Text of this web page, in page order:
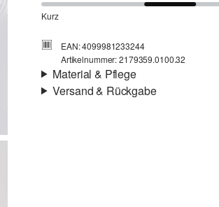
Kurz
EAN: 4099981233244
Artikelnummer: 2179359.0100.32
Material & Pflege
Versand & Rückgabe